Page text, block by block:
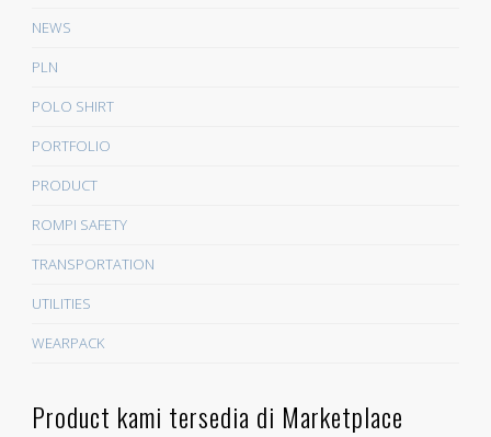
NEWS
PLN
POLO SHIRT
PORTFOLIO
PRODUCT
ROMPI SAFETY
TRANSPORTATION
UTILITIES
WEARPACK
Product kami tersedia di Marketplace